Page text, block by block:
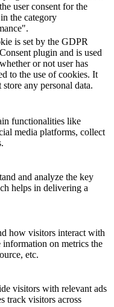
user consent for the
the category
is set by the GDPR
plugin and is used
or not user has
to the use of cookies. It
store any personal data.
functionalities like
media platforms, collect
and analyze the key
helps in delivering a
how visitors interact with
on metrics the
etc.
visitors with relevant ads
track visitors across